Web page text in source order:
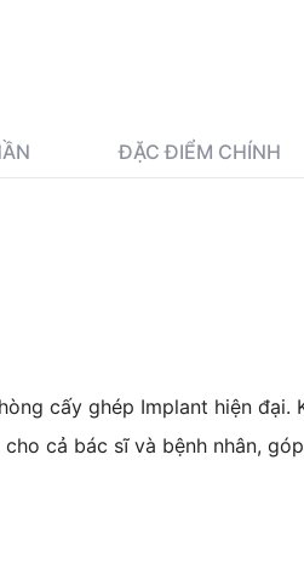
ĐẶC ĐIỂM CHÍNH
cấy ghép Implant hiện đại.
cả bác sĩ và bệnh nhân,